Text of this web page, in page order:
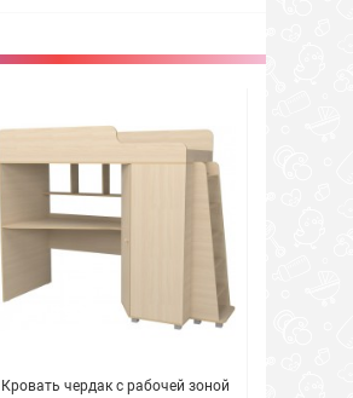
Кровать чердак с рабочей зоной